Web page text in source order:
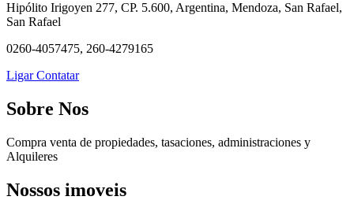
Hipólito Irigoyen 277, CP. 5.600, Argentina, Mendoza, San Rafael,
San Rafael
0260-4057475, 260-4279165
LigarContatar
Sobre Nos
Compra venta de propiedades, tasaciones, administraciones y
Alquileres
Nossos imoveis